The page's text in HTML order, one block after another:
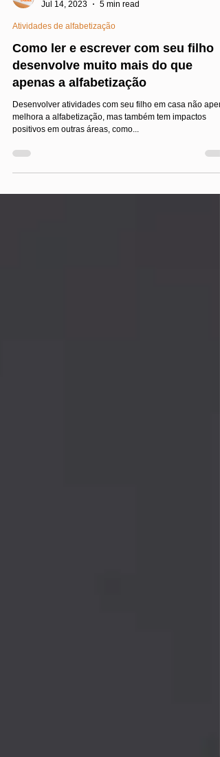
Jul 14, 2023
5 min read
Atividades de alfabetização
Como ler e escrever com seu filho
desenvolve muito mais do que
apenas a alfabetização
melhora a alfabetização, mas também tem impactos
positivos em outras áreas, como...